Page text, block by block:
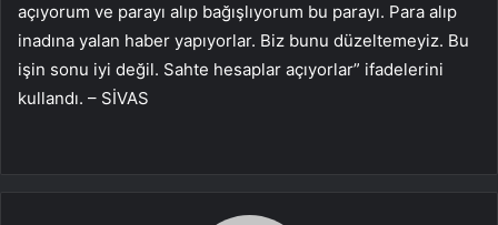
açıyorum ve parayı alıp bağışlıyorum bu parayı. Para alıp
inadına yalan haber yapıyorlar. Biz bunu düzeltemeyiz. Bu
işin sonu iyi değil. Sahte hesaplar açıyorlar” ifadelerini
kullandı. – SİVAS